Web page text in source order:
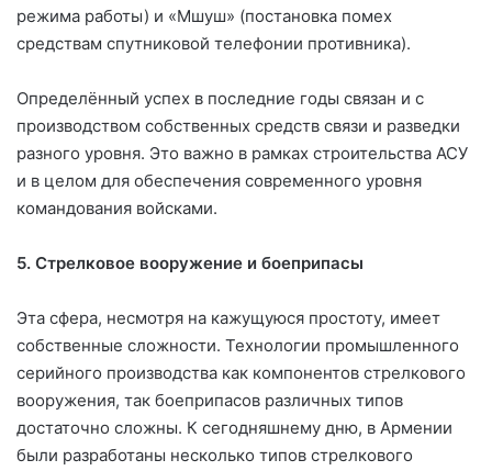
режима работы) и «Мшуш» (постановка помех
средствам спутниковой телефонии противника).
Определённый успех в последние годы связан и с
производством собственных средств связи и разведки
разного уровня. Это важно в рамках строительства АСУ
и в целом для обеспечения современного уровня
командования войсками.
5. Стрелковое вооружение и боеприпасы
Эта сфера, несмотря на кажущуюся простоту, имеет
собственные сложности. Технологии промышленного
серийного производства как компонентов стрелкового
вооружения, так боеприпасов различных типов
достаточно сложны. К сегодняшнему дню, в Армении
были разработаны несколько типов стрелкового